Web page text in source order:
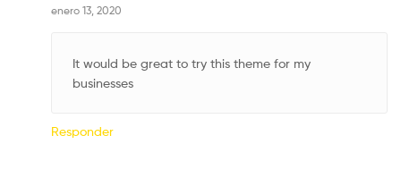
enero 13, 2020
It would be great to try this theme for my
businesses
Responder